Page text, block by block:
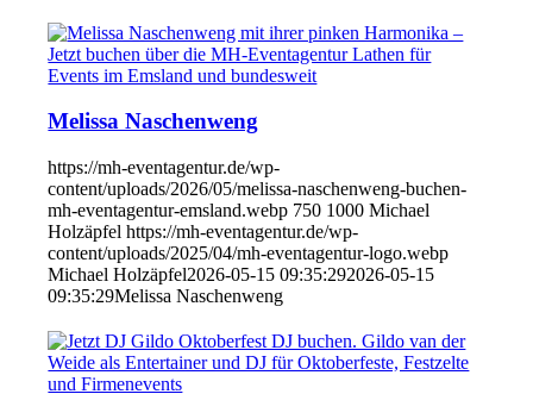
Melissa Naschenweng
https://mh-eventagentur.de/wp-
content/uploads/2026/05/melissa-naschenweng-buchen-
mh-eventagentur-emsland.webp 750 1000 Michael
Holzäpfel https://mh-eventagentur.de/wp-
content/uploads/2025/04/mh-eventagentur-logo.webp
Michael Holzäpfel2026-05-15 09:35:292026-05-15
09:35:29Melissa Naschenweng